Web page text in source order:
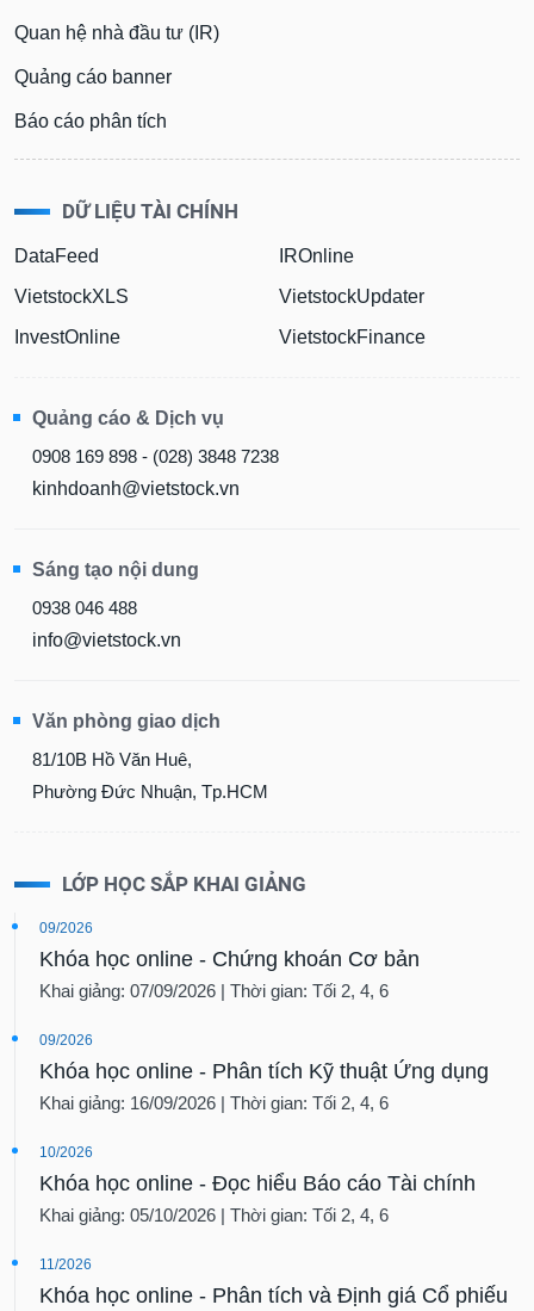
Quan hệ nhà đầu tư (IR)
Quảng cáo banner
Báo cáo phân tích
DỮ LIỆU TÀI CHÍNH
DataFeed
VietstockXLS
InvestOnline
IROnline
VietstockUpdater
VietstockFinance
Quảng cáo & Dịch vụ
0908 169 898 - (028) 3848 7238
kinhdoanh@vietstock.vn
Sáng tạo nội dung
0938 046 488
info@vietstock.vn
Văn phòng giao dịch
81/10B Hồ Văn Huê,
Phường Đức Nhuận, Tp.HCM
LỚP HỌC SẮP KHAI GIẢNG
09/2026
Khóa học online - Chứng khoán Cơ bản
Khai giảng: 07/09/2026 | Thời gian: Tối 2, 4, 6
09/2026
Khóa học online - Phân tích Kỹ thuật Ứng dụng
Khai giảng: 16/09/2026 | Thời gian: Tối 2, 4, 6
10/2026
Khóa học online - Đọc hiểu Báo cáo Tài chính
Khai giảng: 05/10/2026 | Thời gian: Tối 2, 4, 6
11/2026
Khóa học online - Phân tích và Định giá Cổ phiếu